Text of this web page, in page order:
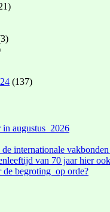
(137)
in augustus 2026
internationale
van 70 jaar hier
begroting op orde?